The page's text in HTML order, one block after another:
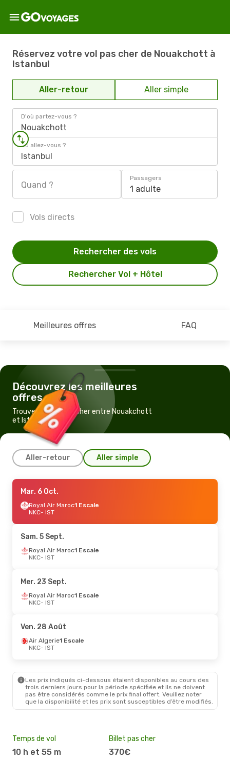
Réservez votre vol pas cher de Nouakchott à
Istanbul
Aller-retour Aller simple
D'où partez-vous ?
Nouakchott
Où allez-vous ?
Istanbul
Quand ?
Passagers
1 adulte
Vols directs
Rechercher Vol + Hôtel
Rechercher des vols
Meilleures offres FAQ
Découvrez les meilleures
offres
Trouvez un vol pas cher entre Nouakchott
et Istanbul
Aller-retour Aller simple
Sam. 19 Sept.
Royal Air Maroc1 Escale
NKC- IST
IST- NKC
Lun. 19 Oct.- Jeu. 29 Oct.
Royal Air Maroc
IST- NKC
Tunisair1 Escale
NKC- IST
Tunisair1 Escale
IST- NKC
Lun. 24 Août- Dim. 30 Août
Turkish AirlinesDirect
NKC- IST
Turkish AirlinesDirect
IST - NKC
Mar. 6 Oct.
Royal Air Maroc1 Escale
NKC- IST
Sam. 5 Sept.
Royal Air Maroc1 Escale
NKC- IST
Mer. 23 Sept.
Royal Air Maroc1 Escale
NKC- IST
Ven. 28 Août
Air Algerie1 Escale
NKC- IST
Les prix indiqués ci-dessous étaient disponibles au cours des
trois derniers jours pour la période spécifiée et ils ne doivent
pas être considérés comme le prix final offert. Veuillez noter
que la disponibilité et les prix sont susceptibles d’être modifiés.
Temps de vol
10 h et 55 m
Billet pas cher
370€